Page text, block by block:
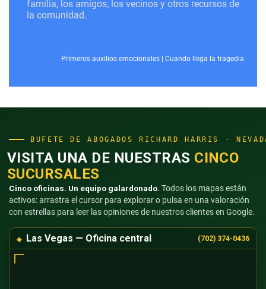
familia, los amigos, los vecinos y otros recursos de
la comunidad.
Primeros auxilios emocionales | Cuando llega la tragedia
BUFETE DE ABOGADOS RICHARD HARRIS ·
VISITA UNA DE NUESTRAS CINCO
SUCURSALES
Cinco oficinas. Un equipo galardonado. Todos los mapas están
activos: arrastra el cursor para explorar o pulsa en una valoración
con estrellas para leer las opiniones de nuestros clientes en Google.
Las Vegas — Oficina central (702) 374-0436